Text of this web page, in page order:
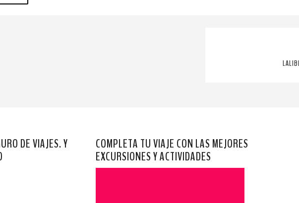
DE VIAJES. Y
COMPLETA TU VIAJE CON LAS MEJORES
EXCURSIONES Y ACTIVIDADES